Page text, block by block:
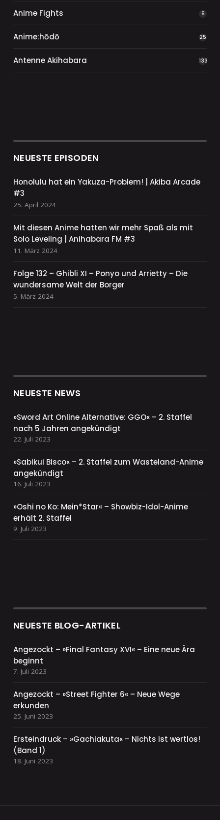
Anime Fights 6
Anime:hōdō 25
Antenne Akihabara 133
NEUESTE EPISODEN
Honolulu hat ein Yakuza-Problem! | Akiba Arcade
#3
25. April 2024
Mit diesen Anime hatten wir mehr Spaß als mit
Solo Leveling | Anihabara FM #3
11. März 2024
Folge 132 – Ghibli XI – Ponyo und Arrietty – Die
wundersame Welt der Borger
5. März 2024
NEUESTE NEWS
»Sword Art Online Alternative: GGO« – 2. Staffel
nach 5 Jahren angekündigt
22. Juli 2023
»Sabikui Bisco« – 2. Staffel zum Wasteland-Anime
angekündigt
16. Juli 2023
»Oshi no Ko: Mein*Star« – Showbiz-Idol-Anime
erhält 2. Staffel
9. Juli 2023
NEUESTE BLOG-ARTIKEL
Angezockt – »Final Fantasy XVI« – Eine neue Ära
beginnt
7. Juli 2023
Angezockt – »Street Fighter 6« – Neue Wege
erkunden
25. Juni 2023
Ersteindruck – »Gachiakuta« – Nichts ist wertlos!
(Band 1)
18. Juni 2023